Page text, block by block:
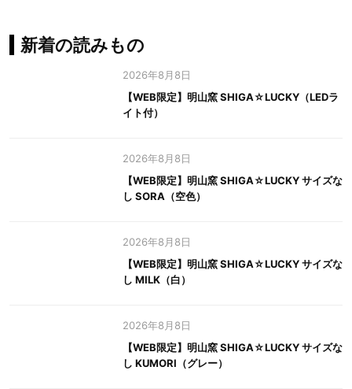
新着の読みもの
2026年8月8日
【WEB限定】明山窯 SHIGA☆LUCKY（LEDラ
イト付）
2026年8月8日
【WEB限定】明山窯 SHIGA☆LUCKY サイズな
し SORA（空色）
2026年8月8日
【WEB限定】明山窯 SHIGA☆LUCKY サイズな
し MILK（白）
2026年8月8日
【WEB限定】明山窯 SHIGA☆LUCKY サイズな
し KUMORI（グレー）